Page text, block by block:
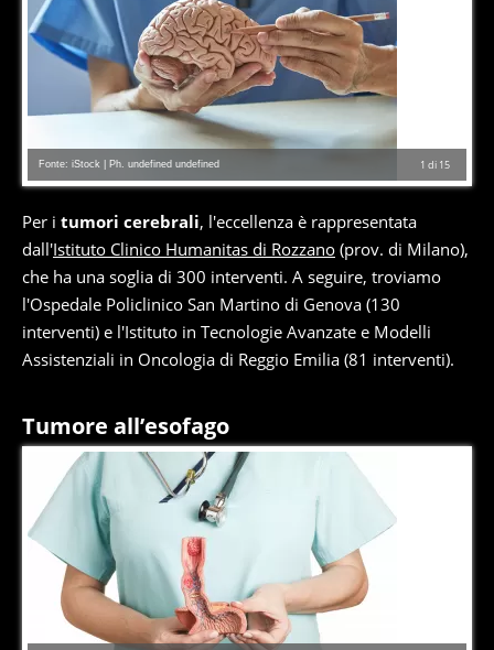
1 di 15
Fonte: iStock | Ph. undefined undefined
Per i tumori cerebrali, l'eccellenza è rappresentata
dall'Istituto Clinico Humanitas di Rozzano (prov. di Milano),
che ha una soglia di 300 interventi. A seguire, troviamo
l'Ospedale Policlinico San Martino di Genova (130
interventi) e l'Istituto in Tecnologie Avanzate e Modelli
Assistenziali in Oncologia di Reggio Emilia (81 interventi).
Tumore all’esofago